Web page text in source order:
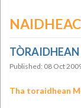
Published: 08 Oct
Tha toraidhean